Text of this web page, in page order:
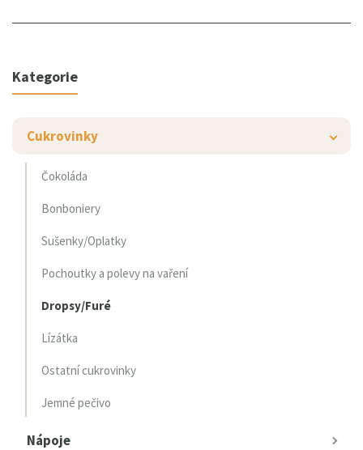
Kategorie
Cukrovinky
Čokoláda
Bonboniery
Sušenky/Oplatky
Pochoutky a polevy na vaření
Dropsy/Furé
Lízátka
Ostatní cukrovinky
Jemné pečivo
Nápoje